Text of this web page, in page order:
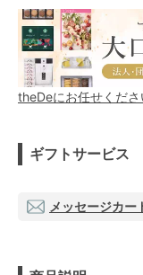
theDeにお任せくだ
ギフトサービス
メッセージカー